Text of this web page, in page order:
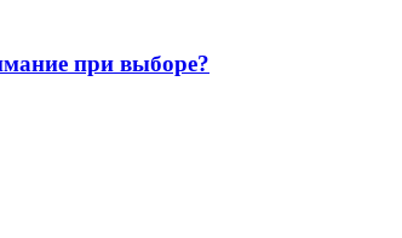
при выборе?